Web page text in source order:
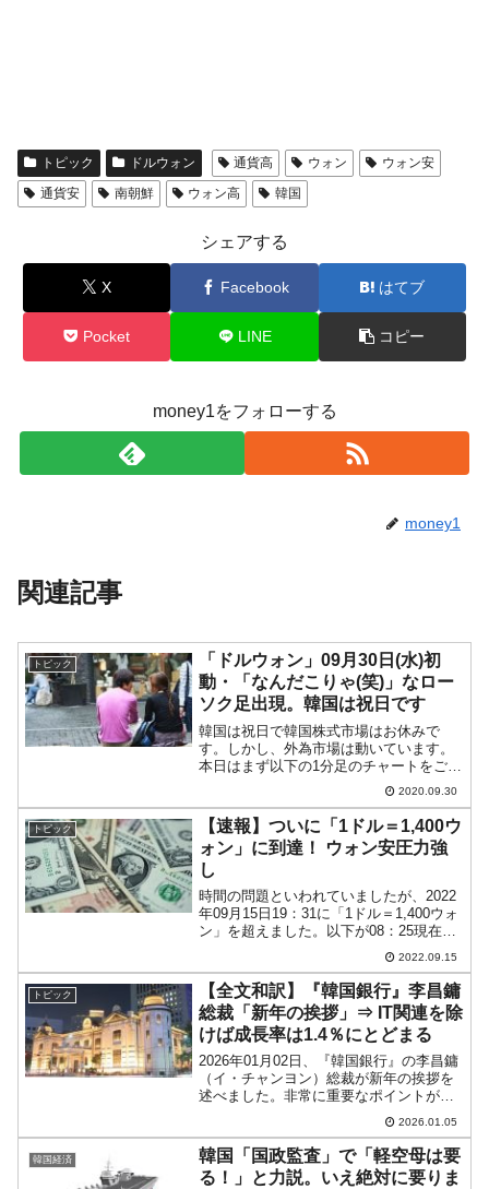
トピック ドルウォン 通貨高 ウォン
ウォン安
通貨安
南朝鮮 ウォン高 韓国
シェアする
X Facebook はてブ
Pocket LINE コピー
money1をフォローする
money1
関連記事
トピック
「ドルウォン」09月30日(水)初
動・「なんだこりゃ(笑)」なロー
ソク足出現。韓国は祝日です
韓国は祝日で韓国株式市場はお休みで
す。しかし、外為市場は動いています。
本日はまず以下の1分足のチャートをご覧
ください（チャートは『Investing.com』
より引用：以下同）。韓国が祝日ですの
で、開場してもぐずぐすしていたのです
が、いきな...
2020.09.30
トピック
【速報】ついに「1ドル＝1,400ウ
ォン」に到達！ ウォン安圧力強
し
時間の問題といわれていましたが、2022
年09月15日19：31に「1ドル＝1,400ウォ
ン」を超えました。以下が08：25現在の
ドルウォンの日足チャートです（チャー
トは『Investing.com』より引用：以下
同）。↑水色の水平線が「1...
2022.09.15
トピック
【全文和訳】『韓国銀行』李昌鏞
総裁「新年の挨拶」⇒ IT関連を除
けば成長率は1.4％にとどまる
2026年01月02日、『韓国銀行』の李昌鏞
（イ・チャンヨン）総裁が新年の挨拶を
述べました。非常に重要なポイントがあ
りますので、以下に全文を和訳しておき
ます。長い文になりますので、面倒くさ
い方は次に小見出しまで飛ばしてくださ
い。『韓国銀行』...
2026.01.05
韓国経済
韓国「国政監査」で「軽空母は要
る！」と力説。いえ絶対に要りま